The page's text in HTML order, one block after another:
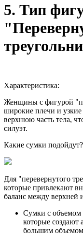
5. Тип
Характеристика:
Женщины с фигурой
широкие плечи и узкие
верхнюю часть тела,
силуэт.
Какие сумки подойдут?
Для "перевернутого
которые привлекают
баланс между верхней
Сумки с объемом
которые создают
большим